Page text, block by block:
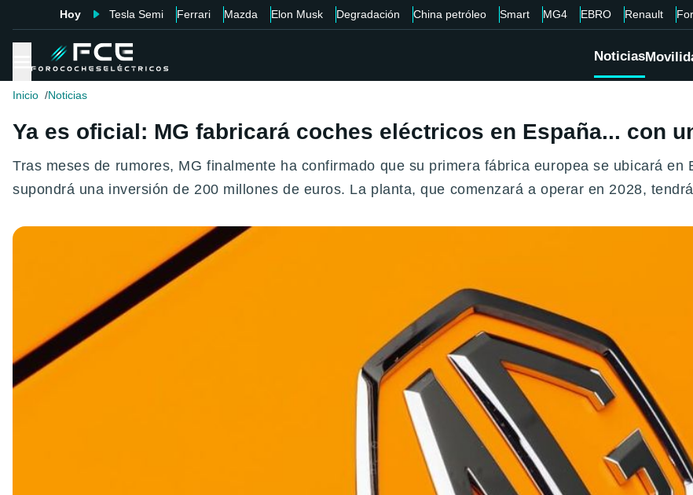
Hoy Tesla Semi Ferrari Mazda Elon Musk Degradación China petróleo Smart MG4 EBRO Renault
Noticias
Inicio Noticias
Ya es oficial: MG fabricará coches eléctricos en España... con
Tras meses de rumores, MG finalmente ha confirmado que su primera fábrica europea se ubicará
supondrá una inversión de 200 millones de euros. La planta, que comenzará a operar en 2028,